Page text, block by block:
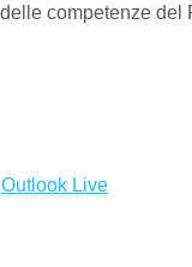
Outlook Live